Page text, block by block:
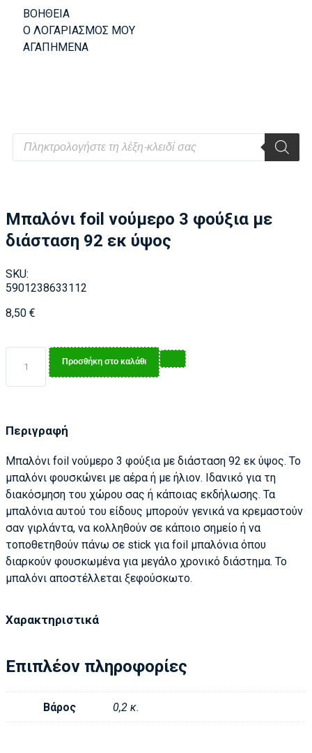
ΒΟΗΘΕΙΑ
Ο ΛΟΓΑΡΙΑΣΜΟΣ ΜΟΥ
ΑΓΑΠΗΜΕΝΑ
Μπαλόνι foil νούμερο 3 φούξια με
διάσταση 92 εκ ύψος
SKU:
5901238633112
8,50 €
Προσθήκη στο καλάθι
Περιγραφή
Μπαλόνι foil νούμερο 3 φούξια με διάσταση 92 εκ ύψος. Το
μπαλόνι φουσκώνει με αέρα ή με ήλιον. Ιδανικό για τη
διακόσμηση του χώρου σας ή κάποιας εκδήλωσης. Τα
μπαλόνια αυτού του είδους μπορούν γενικά να κρεμαστούν
σαν γιρλάντα, να κολληθούν σε κάποιο σημείο ή να
τοποθετηθούν πάνω σε stick για foil μπαλόνια όπου
διαρκούν φουσκωμένα για μεγάλο χρονικό διάστημα. Το
μπαλόνι αποστέλλεται ξεφούσκωτο.
Χαρακτηριστικά
Επιπλέον πληροφορίες
Βάρος 0,2 κ.